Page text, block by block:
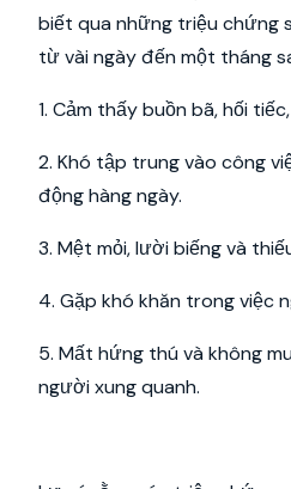
biết qua những triệu chứng
từ vài ngày đến một tháng
1. Cảm thấy buồn bã, hối
2. Khó tập trung vào công
động hàng ngày.
3. Mệt mỏi, lười biếng và
4. Gặp khó khăn trong việc
5. Mất hứng thú và không
người xung quanh.